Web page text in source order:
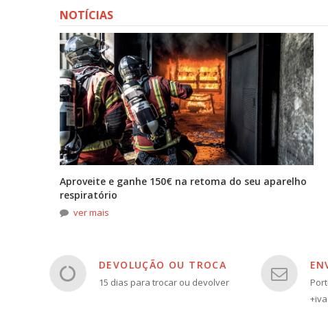
NOTÍCIAS
Aproveite e ganhe 150€ na retoma do seu aparelho
respiratório
ver mais
DEVOLUÇÃO OU TROCA
15 dias para trocar ou devolver